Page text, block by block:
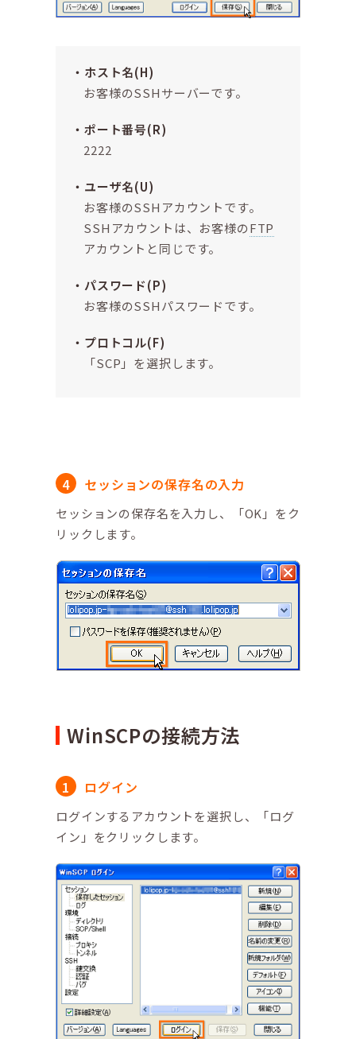
ホスト名(H)
お客様のSSHサーバーです。
ポート番号(R)
2222
ユーザ名(U)
お客様のSSHアカウントです。
SSHアカウントは、お客様のFTP
アカウントと同じです。
パスワード(P)
お客様のSSHパスワードです。
プロトコル(F)
「SCP」を選択します。
セッションの保存名の入力
セッションの保存名を入力し、「OK」をク
リックします。
WinSCPの接続方法
ログイン
ログインするアカウントを選択し、「ログ
イン」をクリックします。